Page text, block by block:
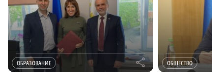
ОБРАЗОВАНИЕ r ОБЩЕСТВО